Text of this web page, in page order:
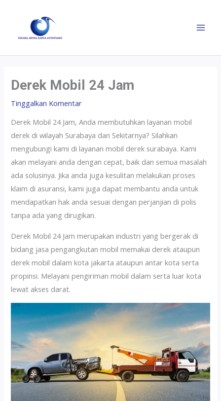
Derek Mobil 24 Jam
Tinggalkan Komentar
Derek Mobil 24 Jam, Anda membutuhkan layanan mobil
derek di wilayah Surabaya dan Sekitarnya? Silahkan
mengubungi kami di layanan mobil derek surabaya. Kami
akan melayani anda dengan cepat, baik dan semua masalah
ada solusinya. Jika anda juga kesulitan melakukan proses
klaim di asuransi, kami juga dapat membantu anda untuk
mendapatkan hak anda sesuai dengan perjanjian di polis
tanpa ada yang dirugikan.
Derek Mobil 24 Jam merupakan industri yang bergerak di
bidang jasa pengangkutan mobil memakai derek ataupun
derek mobil dalam kota jakarta ataupun antar kota serta
propinsi. Melayani pengiriman mobil dalam serta luar kota
lewat akses darat.